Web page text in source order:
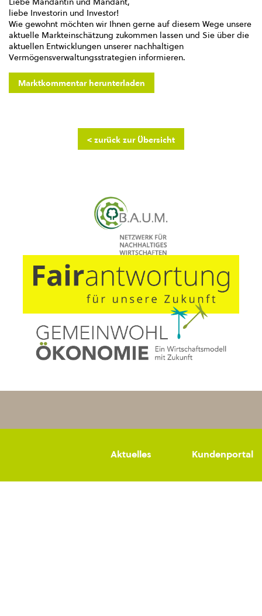
liebe Investorin und Investor!
Wie gewohnt möchten wir Ihnen gerne auf diesem Wege unsere
aktuelle Markteinschätzung zukommen lassen und Sie über die
aktuellen Entwicklungen unserer nachhaltigen
Vermögensverwaltungsstrategien informieren.
Marktkommentar herunterladen
< zurück zur Übersicht
Aktuelles Kundenportal